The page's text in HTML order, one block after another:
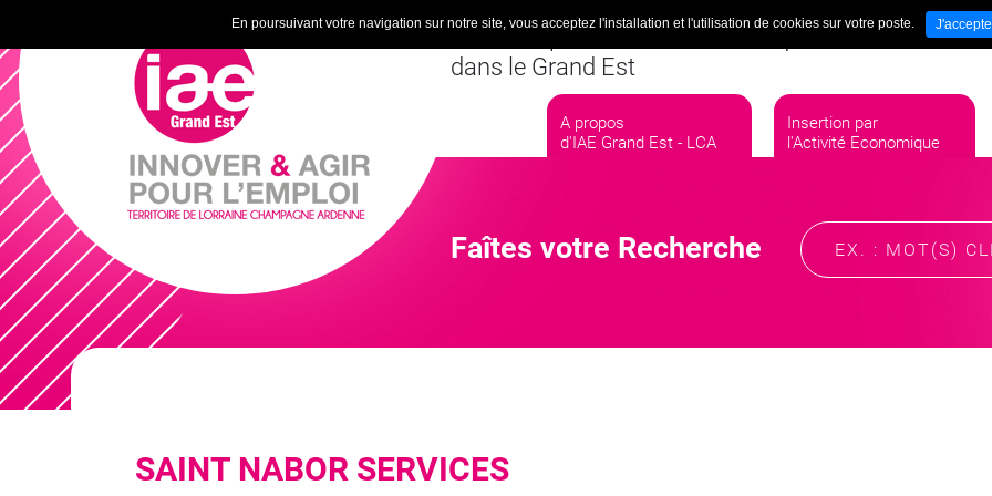
En poursuivant votre navigation sur notre site, vous acceptez l'installation et l'utilisation de cookies sur votre poste.
Insertion par l'Activité Economique
dans le Grand Est
Nos
A propos
d'IAE Grand Est - LCA
Insertion par
l'Activité Economique
Faîtes votre Recherche
SAINT NABOR SERVICES